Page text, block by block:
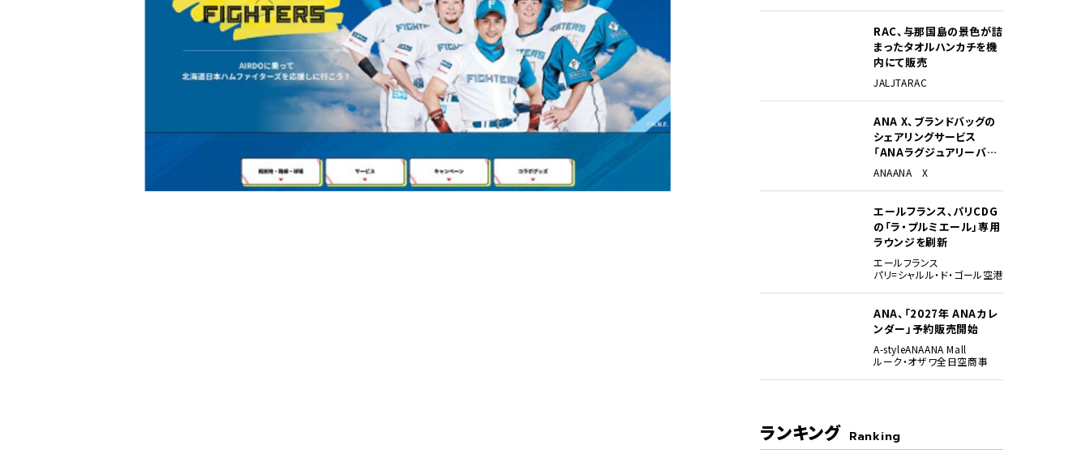
RAC、与那国島の景色が詰
まったタオルハンカチを機
内にて販売
JAL JTARAC
ANA X、ブランドバッグの
シェアリングサービス
「ANAラグジュアリーバッ
グ」開始
ANAANA X
エールフランス、パリCDG
の「ラ・プルミエール」専用
ラウンジを刷新
エールフランス
パリ=シャルル・ド・ゴール空港
ANA、「2027年 ANAカレ
ンダー」予約販売開始
A-styleANAANA Mall
ルーク・オザワ全日空商事
ランキング Ranking